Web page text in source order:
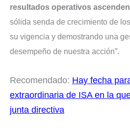
resultados operativos
sólida senda de crecimiento de
su vigencia y demostrando una
desempeño de nuestra acción”.
Recomendado: Hay fecha
extraordinaria de ISA en la
junta directiva